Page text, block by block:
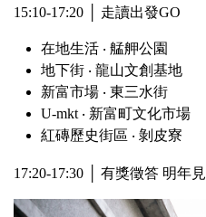
15:10-17:20 │ 走讀出發GO
在地生活 ‧ 艋舺公園
地下街 ‧ 龍山文創基地
新富市場 ‧ 東三水街
U-mkt ‧ 新富町文化市場
紅磚歷史街區 ‧ 剝皮寮
17:20-17:30 │ 有獎徵答 明年見